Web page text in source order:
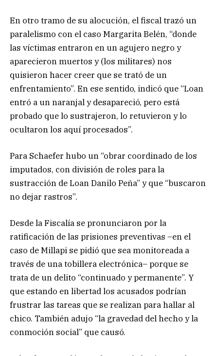
En otro tramo de su alocución, el fiscal trazó un
paralelismo con el caso Margarita Belén, “donde
las víctimas entraron en un agujero negro y
aparecieron muertos y (los militares) nos
quisieron hacer creer que se trató de un
enfrentamiento”. En ese sentido, indicó que “Loan
entró a un naranjal y desapareció, pero está
probado que lo sustrajeron, lo retuvieron y lo
ocultaron los aquí procesados”.
Para Schaefer hubo un “obrar coordinado de los
imputados, con división de roles para la
sustracción de Loan Danilo Peña” y que “buscaron
no dejar rastros”.
Desde la Fiscalía se pronunciaron por la
ratificación de las prisiones preventivas –en el
caso de Millapi se pidió que sea monitoreada a
través de una tobillera electrónica– porque se
trata de un delito “continuado y permanente”. Y
que estando en libertad los acusados podrían
frustrar las tareas que se realizan para hallar al
chico. También adujo “la gravedad del hecho y la
conmoción social” que causó.